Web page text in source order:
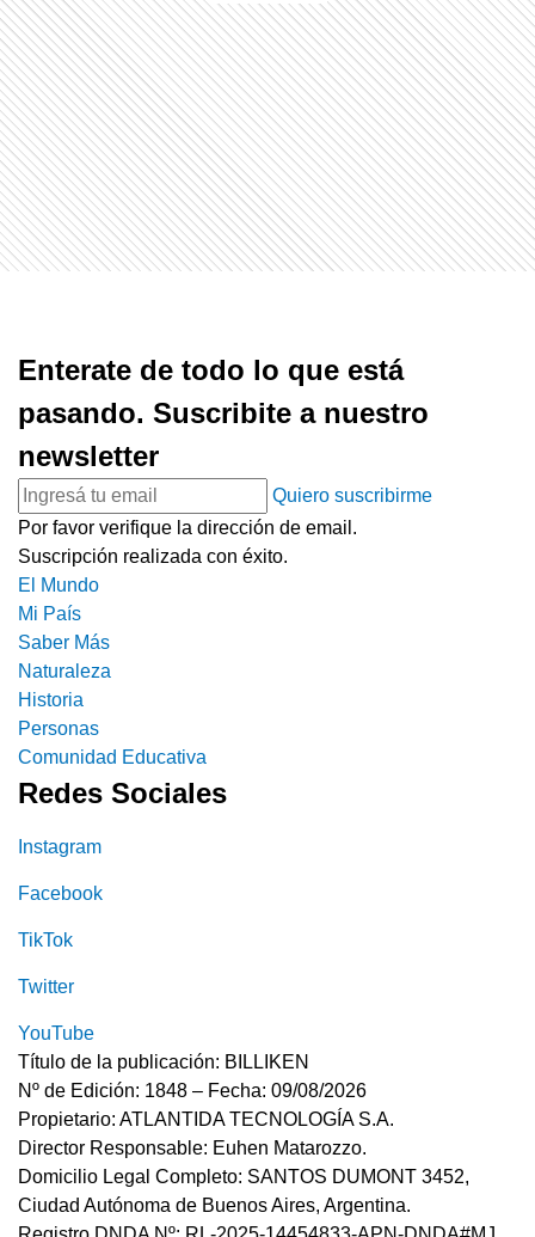
Enterate de todo lo que está
pasando. Suscribite a nuestro
newsletter
Quiero suscribirme
Por favor verifique la dirección de email.
Suscripción realizada con éxito.
El Mundo
Mi País
Saber Más
Naturaleza
Historia
Personas
Comunidad Educativa
Redes Sociales
Instagram
Facebook
TikTok
Twitter
YouTube
Título de la publicación: BILLIKEN
Nº de Edición: 1848 – Fecha: 09/08/2026
Propietario: ATLANTIDA TECNOLOGÍA S.A.
Director Responsable: Euhen Matarozzo.
Domicilio Legal Completo: SANTOS DUMONT 3452,
Ciudad Autónoma de Buenos Aires, Argentina.